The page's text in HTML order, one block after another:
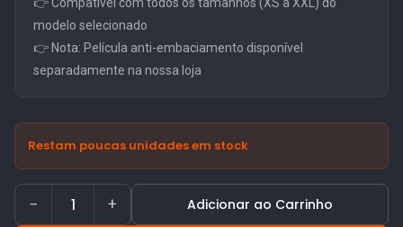
modelo selecionado
👉 Nota: Película anti-embaciamento disponível
separadamente na nossa loja
Restam poucas unidades em stock
− + Adicionar ao Carrinho